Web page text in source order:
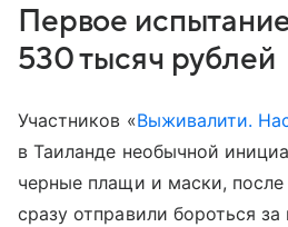
Первое
530 тысяч рублей
Участников «Выживалити.
в Таиланде необычной
черные плащи и маски, после
сразу отправили бороться за